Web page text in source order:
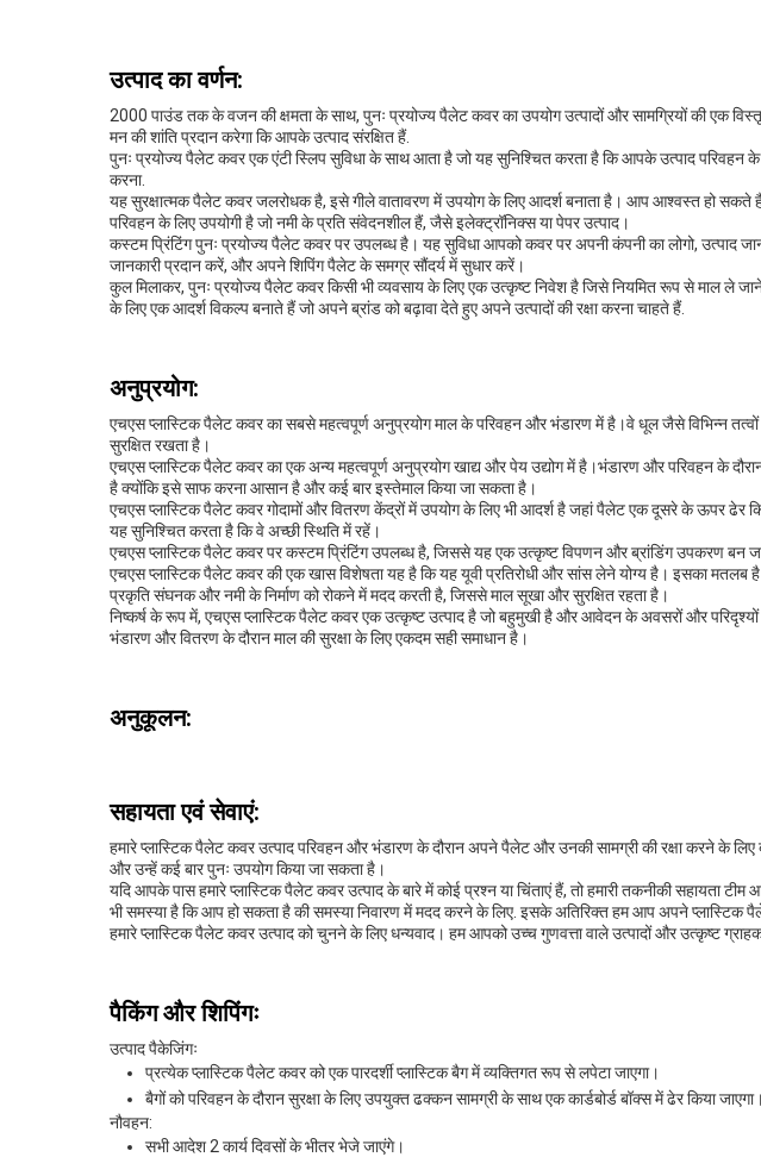
उत्पाद का वर्णन:
2000 पाउंड तक के वजन की क्षमता के साथ, पुनः प्रयोज्य पैलेट कवर का उपयोग उत्पादों और सामग्रियों की एक
मन की शांति प्रदान करेगा कि आपके उत्पाद संरक्षित हैं.
पुनः प्रयोज्य पैलेट कवर एक एंटी स्लिप सुविधा के साथ आता है जो यह सुनिश्चित करता है कि आपके उत्पाद
करना.
यह सुरक्षात्मक पैलेट कवर जलरोधक है, इसे गीले वातावरण में उपयोग के लिए आदर्श बनाता है। आप आश्वस्त हो सकते
परिवहन के लिए उपयोगी है जो नमी के प्रति संवेदनशील हैं, जैसे इलेक्ट्रॉनिक्स या पेपर उत्पाद।
कस्टम प्रिंटिंग पुनः प्रयोज्य पैलेट कवर पर उपलब्ध है। यह सुविधा आपको कवर पर अपनी कंपनी का लोगो, उत्पाद
जानकारी प्रदान करें, और अपने शिपिंग पैलेट के समग्र सौंदर्य में सुधार करें।
कुल मिलाकर, पुनः प्रयोज्य पैलेट कवर किसी भी व्यवसाय के लिए एक उत्कृष्ट निवेश है जिसे नियमित रूप से माल ले
के लिए एक आदर्श विकल्प बनाते हैं जो अपने ब्रांड को बढ़ावा देते हुए अपने उत्पादों की रक्षा करना चाहते हैं.
अनुप्रयोग:
एचएस प्लास्टिक पैलेट कवर का सबसे महत्वपूर्ण अनुप्रयोग माल के परिवहन और भंडारण में है।वे धूल जैसे विभिन्न
सुरक्षित रखता है।
एचएस प्लास्टिक पैलेट कवर का एक अन्य महत्वपूर्ण अनुप्रयोग खाद्य और पेय उद्योग में है।भंडारण और परिवहन के
है क्योंकि इसे साफ करना आसान है और कई बार इस्तेमाल किया जा सकता है।
एचएस प्लास्टिक पैलेट कवर गोदामों और वितरण केंद्रों में उपयोग के लिए भी आदर्श है जहां पैलेट एक दूसरे के ऊपर
यह सुनिश्चित करता है कि वे अच्छी स्थिति में रहें।
एचएस प्लास्टिक पैलेट कवर पर कस्टम प्रिंटिंग उपलब्ध है, जिससे यह एक उत्कृष्ट विपणन और ब्रांडिंग उपकरण बन
एचएस प्लास्टिक पैलेट कवर की एक खास विशेषता यह है कि यह यूवी प्रतिरोधी और सांस लेने योग्य है। इसका
प्रकृति संघनक और नमी के निर्माण को रोकने में मदद करती है, जिससे माल सूखा और सुरक्षित रहता है।
निष्कर्ष के रूप में, एचएस प्लास्टिक पैलेट कवर एक उत्कृष्ट उत्पाद है जो बहुमुखी है और आवेदन के अवसरों और
भंडारण और वितरण के दौरान माल की सुरक्षा के लिए एकदम सही समाधान है।
अनुकूलन:
सहायता एवं सेवाएं:
हमारे प्लास्टिक पैलेट कवर उत्पाद परिवहन और भंडारण के दौरान अपने पैलेट और उनकी सामग्री की रक्षा करने के
और उन्हें कई बार पुनः उपयोग किया जा सकता है।
यदि आपके पास हमारे प्लास्टिक पैलेट कवर उत्पाद के बारे में कोई प्रश्न या चिंताएं हैं, तो हमारी तकनीकी सहायता
भी समस्या है कि आप हो सकता है की समस्या निवारण में मदद करने के लिए. इसके अतिरिक्त हम आप अपने
हमारे प्लास्टिक पैलेट कवर उत्पाद को चुनने के लिए धन्यवाद। हम आपको उच्च गुणवत्ता वाले उत्पादों और उत्कृष्ट
पैकिंग और शिपिंगः
उत्पाद पैकेजिंगः
प्रत्येक प्लास्टिक पैलेट कवर को एक पारदर्शी प्लास्टिक बैग में व्यक्तिगत रूप से लपेटा जाएगा।
बैगों को परिवहन के दौरान सुरक्षा के लिए उपयुक्त ढक्कन सामग्री के साथ एक कार्डबोर्ड बॉक्स में ढेर किया जाएगा।
नौवहन:
सभी आदेश 2 कार्य दिवसों के भीतर भेजे जाएंगे।